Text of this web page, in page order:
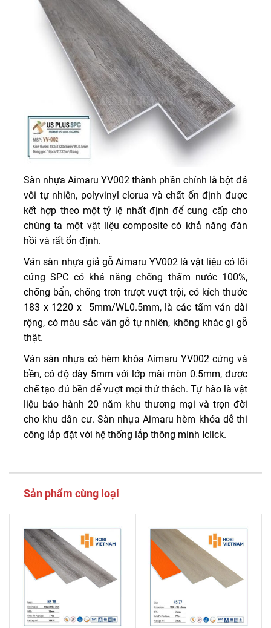
Sàn nhựa Aimaru YV002 thành phần chính là bột đá
vôi tự nhiên, polyvinyl clorua và chất ổn định được
kết hợp theo một tỷ lệ nhất định để cung cấp cho
chúng ta một vật liệu composite có khả năng đàn
hồi và rất ổn định.
Ván sàn nhựa giả gỗ Aimaru YV002 là vật liệu có lõi
cứng SPC có khả năng chống thấm nước 100%,
chống bẩn, chống trơn trượt vượt trội, có kích thước
183 x 1220 x 5mm/WL0.5mm, là các tấm ván dài
rộng, có màu sắc vân gỗ tự nhiên, không khác gì gỗ
thật.
Ván sàn nhựa có hèm khóa Aimaru YV002 cứng và
bền, có độ dày 5mm với lớp mài mòn 0.5mm, được
chế tạo đủ bền để vượt mọi thử thách. Tự hào là vật
liệu bảo hành 20 năm khu thương mại và trọn đời
cho khu dân cư. Sàn nhựa Aimaru hèm khóa dễ thi
công lắp đặt với hệ thống lắp thông minh Iclick.
Sản phẩm cùng loại